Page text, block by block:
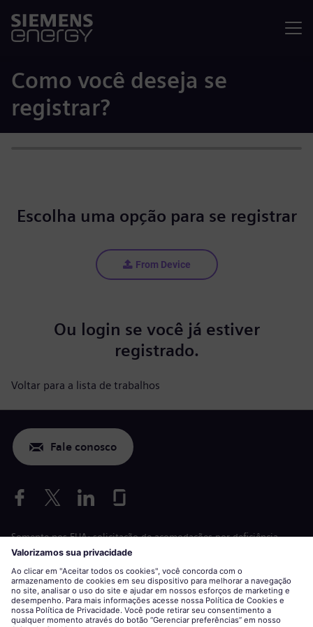
Como você deseja se
registrar?
Escolha uma opção para se registrar
From Device
Ou login se você já estiver
registrado.
Voltar para a lista de trabalhos
Fale conosco
Somente nos EUA: solicitação de acomodações por deficiência
Aplicação de condições de trabalho
siemens-energy.comSite global
Informações corporativas
Declaração de privacidade